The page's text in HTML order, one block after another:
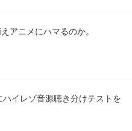
アニメにハマるのか。
イレゾ音源聴き分けテストを